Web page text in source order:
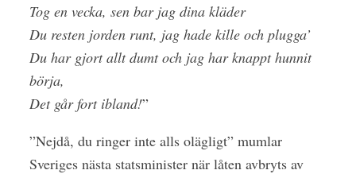
Tog en vecka, sen bar jag dina kläder
Du resten jorden runt, jag hade kille och plugga’
Du har gjort allt dumt och jag har knappt hunnit
börja,
Det går fort ibland!”
”Nejdå, du ringer inte alls olägligt” mumlar
Sveriges nästa statsminister när låten avbryts av